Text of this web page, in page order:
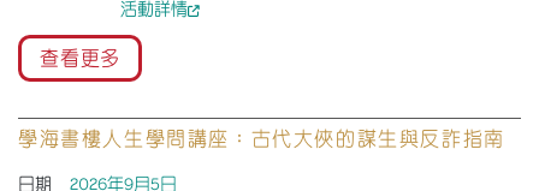
活動詳情
查看更多
學海書樓人生學問講座：古代大俠的謀生與反詐指南
日期 2026年9月5日